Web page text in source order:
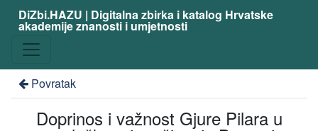
DiZbi.HAZU | Digitalna zbirka i katalog Hrvatske
akademije znanosti i umjetnosti
Povratak
Doprinos i važnost Gjure Pilara u